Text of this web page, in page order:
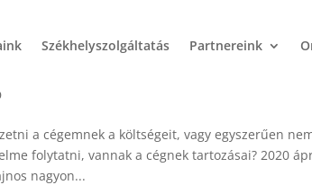
Székhelyszolgáltatás Partnereink
felszámolása Angliában
a cégemnek a költségeit, vagy egyszerűen
folytatni, vannak a cégnek tartozásai? 2020
nagyon...